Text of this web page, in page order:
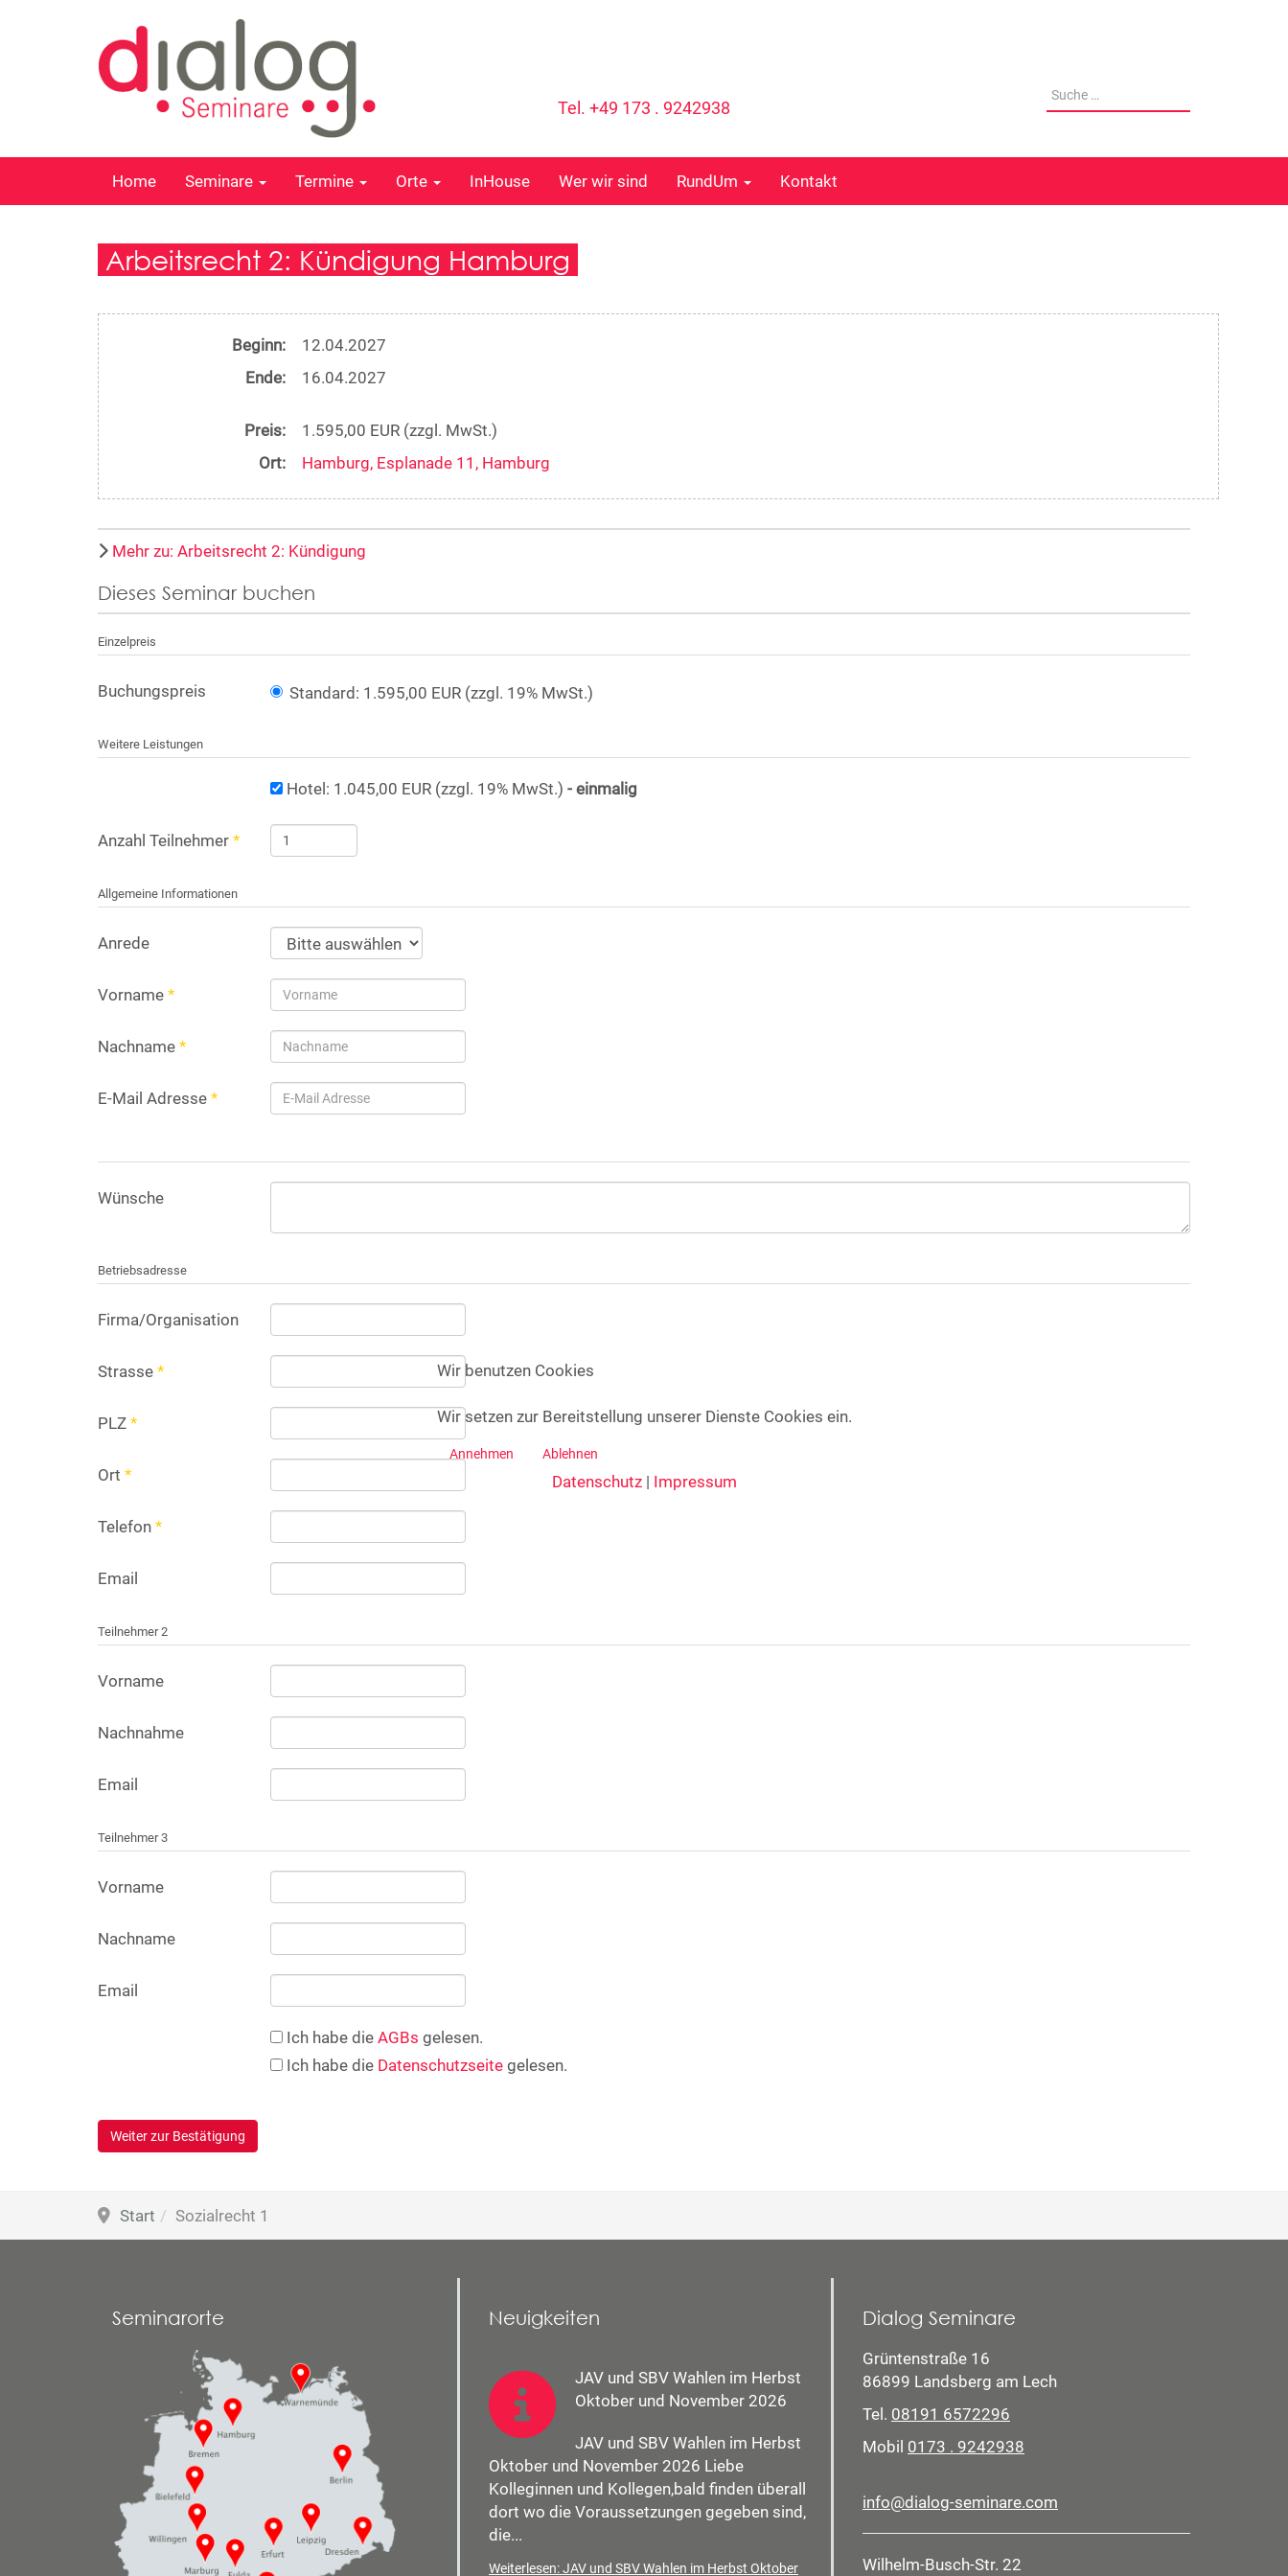
Tel. +49 173 . 9242938
Home Seminare Termine Orte InHouse Wer wir sind RundUm Kontakt
Arbeitsrecht 2: Kündigung Hamburg
Beginn:
12.04.2027
Ende:
16.04.2027
Preis:
1.595,00 EUR (zzgl. MwSt.)
Ort:
Hamburg, Esplanade 11, Hamburg
Mehr zu: Arbeitsrecht 2: Kündigung
Dieses Seminar buchen
Einzelpreis
Buchungspreis Standard: 1.595,00 EUR (zzgl. 19% MwSt.)
Weitere Leistungen
Hotel: 1.045,00 EUR (zzgl. 19% MwSt.) - einmalig
Anzahl Teilnehmer *
Allgemeine Informationen
Anrede
Vorname *
Nachname *
E-Mail Adresse *
Wünsche
Betriebsadresse
Firma/Organisation
Strasse *
PLZ *
Ort *
Telefon *
Email
Teilnehmer 2
Vorname
Nachnahme
Email
Teilnehmer 3
Vorname
Nachname
Email
Ich habe die AGBs gelesen.
Ich habe die Datenschutzseite gelesen.
Weiter zur Bestätigung
Start Sozialrecht 1
Seminarorte Neuigkeiten
JAV und SBV Wahlen im Herbst
Oktober und November 2026
JAV und SBV Wahlen im Herbst
Oktober und November 2026 Liebe
Kolleginnen und Kollegen,bald finden überall
dort wo die Voraussetzungen gegeben sind,
die...
Weiterlesen: JAV und SBV Wahlen im Herbst Oktober
Dialog Seminare
Grüntenstraße 16
86899 Landsberg am Lech
Tel. 08191 6572296
Mobil 0173 . 9242938
info@dialog-seminare.com
Wilhelm-Busch-Str. 22
Wir benutzen Cookies
Wir setzen zur Bereitstellung unserer Dienste Cookies ein.
Annehmen Ablehnen
Datenschutz| Impressum